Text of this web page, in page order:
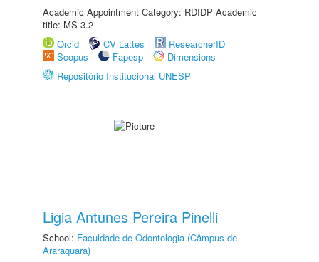
Academic Appointment Category: RDIDP Academic
title: MS-3.2
Orcid
CV Lattes
ResearcherID
Scopus
Fapesp
Dimensions
Repositório Institucional UNESP
Ligia Antunes Pereira Pinelli
School: Faculdade de Odontologia (Câmpus de
Araraquara)